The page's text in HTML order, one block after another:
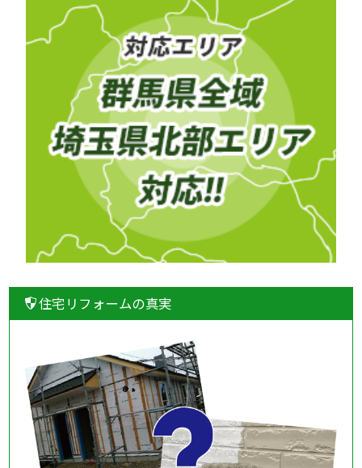
住宅リフォームの真実